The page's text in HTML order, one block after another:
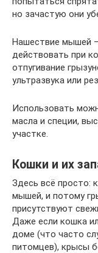
но зачастую они
Нашествие мышей —
действовать при
отпугивание
ультразвука или
Использовать
масла и специи,
участке.
Кошки и их
Здесь всё просто:
мышей, и потому
присутствуют
Даже если кошка
доме (что часто
питомцев), крысы